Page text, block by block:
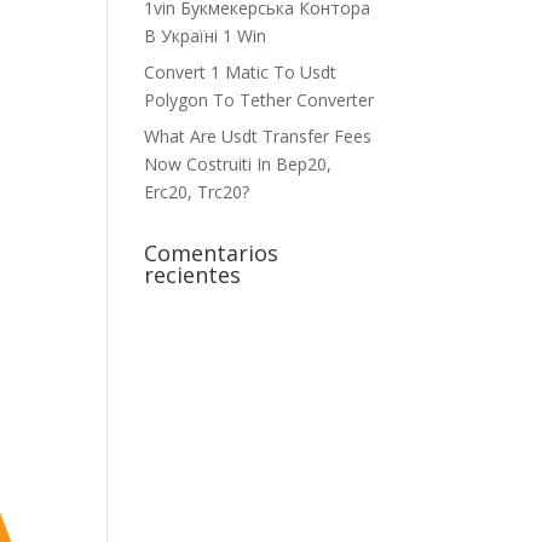
1vin Букмекерська Контора
В Україні 1 Win
Convert 1 Matic To Usdt
Polygon To Tether Converter
What Are Usdt Transfer Fees
Now Costruiti In Bep20,
Erc20, Trc20?
Comentarios
recientes